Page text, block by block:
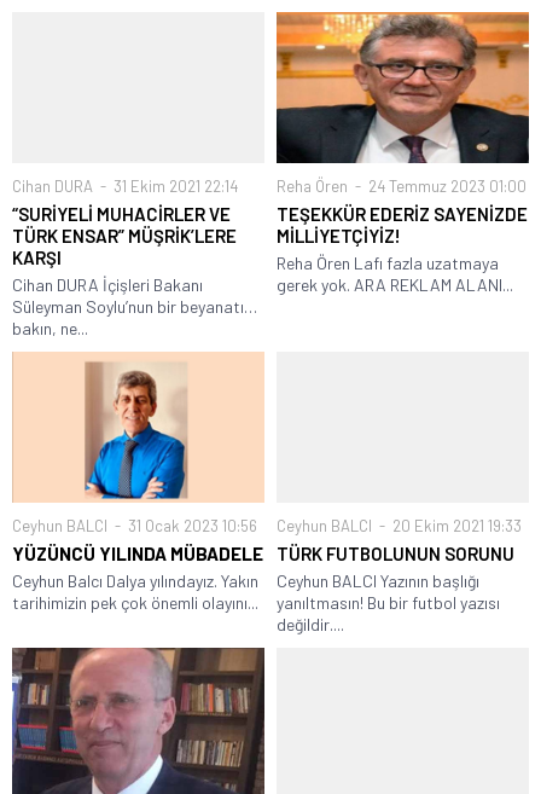
Cihan DURA 31 Ekim 2021 22:14
“SURİYELİ MUHACİRLER VE
TÜRK ENSAR” MÜŞRİK’LERE
KARŞI
Cihan DURA İçişleri Bakanı
Süleyman Soylu’nun bir beyanatı…
bakın, ne...
Reha Ören 24 Temmuz 2023 01:00
TEŞEKKÜR EDERİZ SAYENİZDE
MİLLİYETÇİYİZ!
Reha Ören Lafı fazla uzatmaya
gerek yok. ARA REKLAM ALANI...
Ceyhun BALCI 31 Ocak 2023 10:56
YÜZÜNCÜ YILINDA MÜBADELE
Ceyhun Balcı Dalya yılındayız. Yakın
tarihimizin pek çok önemli olayını...
Ceyhun BALCI 20 Ekim 2021 19:33
TÜRK FUTBOLUNUN SORUNU
Ceyhun BALCI Yazının başlığı
yanıltmasın! Bu bir futbol yazısı
değildir....